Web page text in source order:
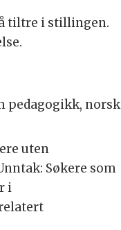
tiltre i stillingen.
pedagogikk, norsk
uten
Søkere som
i